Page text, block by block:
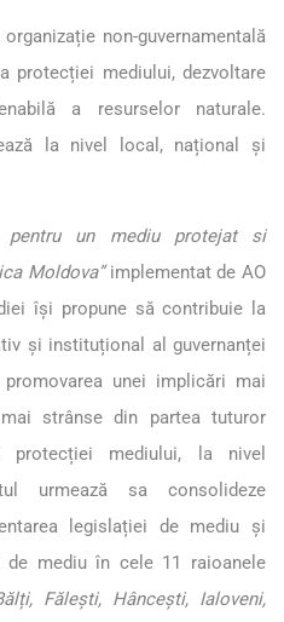
non-guvernamentală
protecției mediului, dezvoltare
a resurselor naturale.
la nivel local, național și
pentru un mediu protejat si
Moldova”implementat de AO
își propune să contribuie la
și instituțional al guvernanței
unei implicări mai
strânse din partea tuturor
protecției mediului, la nivel
urmează sa consolideze
legislației de mediu și
de mediu în cele 11 raioanele
Fălești, Hâncești, Ialoveni,